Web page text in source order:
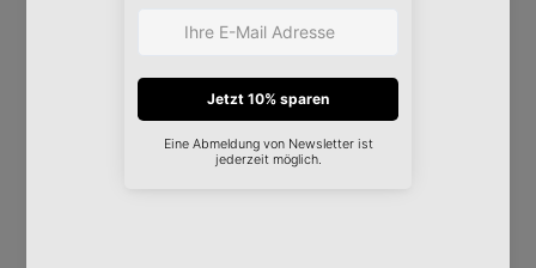
Schweiz (CHF CHF)
Senegal (XOF Fr)
Seychellen (EUR €)